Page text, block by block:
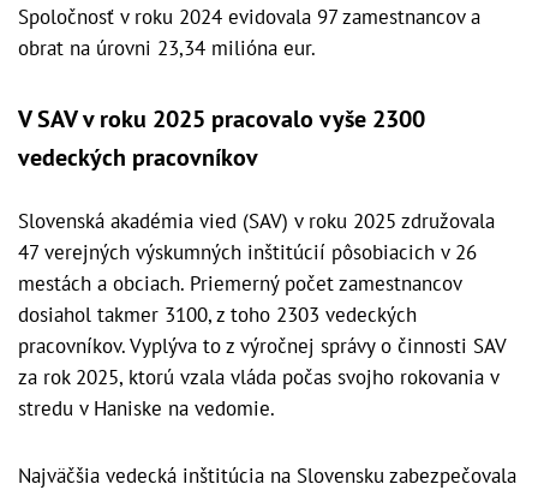
Spoločnosť v roku 2024 evidovala 97 zamestnancov a
obrat na úrovni 23,34 milióna eur.
V SAV v roku 2025 pracovalo vyše 2300
vedeckých pracovníkov
Slovenská akadémia vied (SAV) v roku 2025 združovala
47 verejných výskumných inštitúcií pôsobiacich v 26
mestách a obciach. Priemerný počet zamestnancov
dosiahol takmer 3100, z toho 2303 vedeckých
pracovníkov. Vyplýva to z výročnej správy o činnosti SAV
za rok 2025, ktorú vzala vláda počas svojho rokovania v
stredu v Haniske na vedomie.
Najväčšia vedecká inštitúcia na Slovensku zabezpečovala